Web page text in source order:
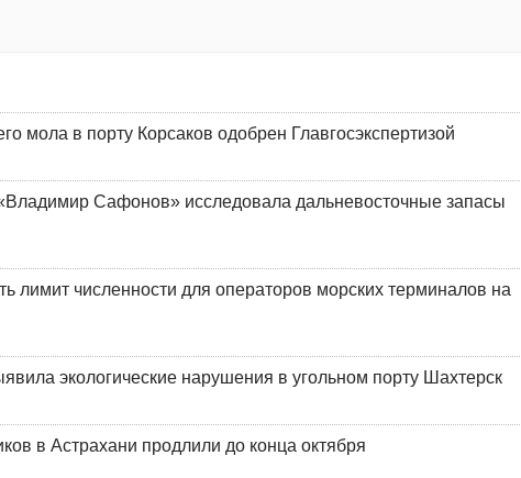
мола в порту Корсаков одобрен Главгосэкспертизой
Сафонов» исследовала дальневосточные запасы
лимит численности для операторов морских терминалов на
экологические нарушения в угольном порту Шахтерск
в Астрахани продлили до конца октября